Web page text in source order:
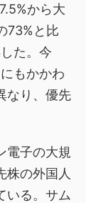
から大
73%と比
た。今
もかかわ
なり、優先
電子の大規
株の外国人
いる。サム